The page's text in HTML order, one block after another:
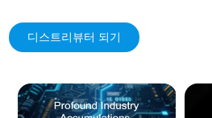
디스트리뷰터 되기